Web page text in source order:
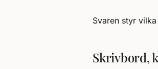
Svaren styr
Skrivbord,